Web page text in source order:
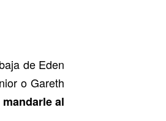
de Eden
o Gareth
al